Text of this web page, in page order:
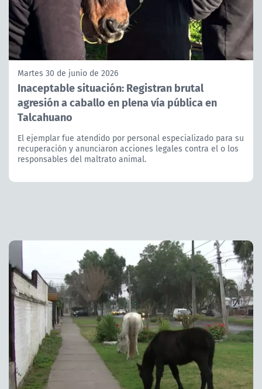
Martes 30 de junio de 2026
Inaceptable situación: Registran brutal
agresión a caballo en plena vía pública en
Talcahuano
El ejemplar fue atendido por personal especializado para su
recuperación y anunciaron acciones legales contra el o los
responsables del maltrato animal.